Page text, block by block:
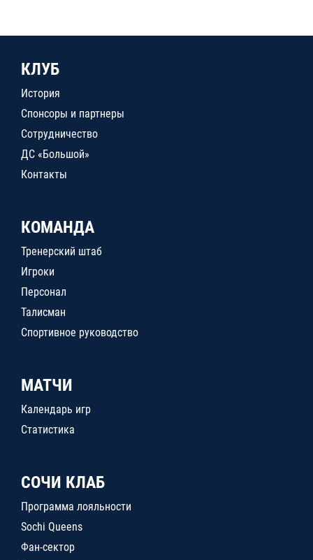
КЛУБ
История
Спонсоры и партнеры
Сотрудничество
ДС «Большой»
Контакты
КОМАНДА
Тренерский штаб
Игроки
Персонал
Талисман
Спортивное руководство
МАТЧИ
Календарь игр
Статистика
СОЧИ КЛАБ
Программа лояльности
Sochi Queens
Фан-сектор